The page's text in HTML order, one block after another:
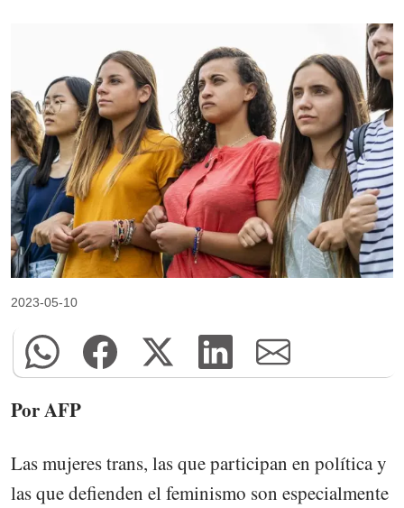
2023-05-10
Por AFP
Las mujeres trans, las que participan en política y
las que defienden el feminismo son especialmente